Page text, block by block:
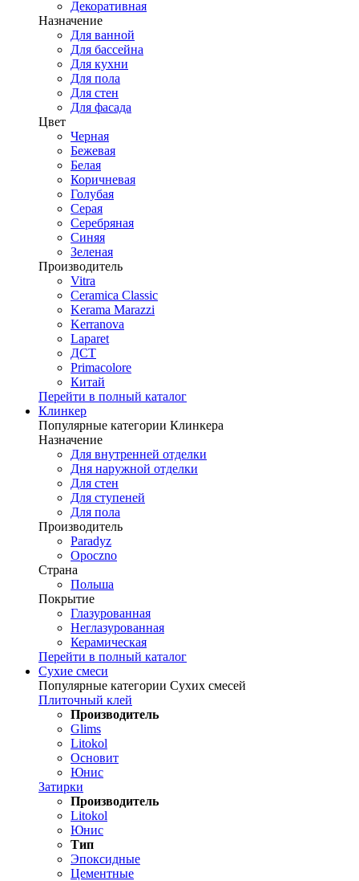
Декоративная
Назначение
Для ванной
Для бассейна
Для кухни
Для пола
Для стен
Для фасада
Цвет
Черная
Бежевая
Белая
Коричневая
Голубая
Серая
Серебряная
Синяя
Зеленая
Производитель
Vitra
Ceramica Classic
Kerama Marazzi
Kerranova
Laparet
ДСТ
Primacolore
Китай
Перейти в полный каталог
Клинкер
Популярные категории Клинкера
Назначение
Для внутренней отделки
Дня наружной отделки
Для стен
Для ступеней
Для пола
Производитель
Paradyz
Opoczno
Страна
Польша
Покрытие
Глазурованная
Неглазурованная
Керамическая
Перейти в полный каталог
Сухие смеси
Популярные категории Сухих смесей
Плиточный клей
Производитель
Glims
Litokol
Основит
Юнис
Затирки
Производитель
Litokol
Юнис
Тип
Эпоксидные
Цементные